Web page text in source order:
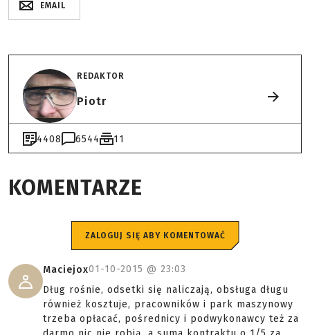
EMAIL
REDAKTOR
Piotr
4408 6544 11
KOMENTARZE
ZALOGUJ SIĘ ABY KOMENTOWAĆ
Maciejox01-10-2015 @ 23:03
Dług rośnie, odsetki się naliczają, obsługa długu
również kosztuje, pracowników i park maszynowy
trzeba opłacać, pośrednicy i podwykonawcy też za